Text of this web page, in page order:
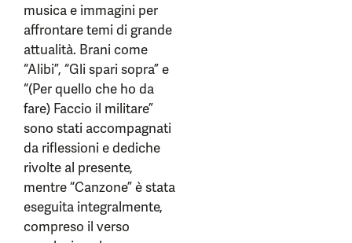
musica e immagini per
affrontare temi di grande
attualità. Brani come
“Alibi”, “Gli spari sopra” e
“(Per quello che ho da
fare) Faccio il militare”
sono stati accompagnati
da riflessioni e dediche
rivolte al presente,
mentre “Canzone” è stata
eseguita integralmente,
compreso il verso